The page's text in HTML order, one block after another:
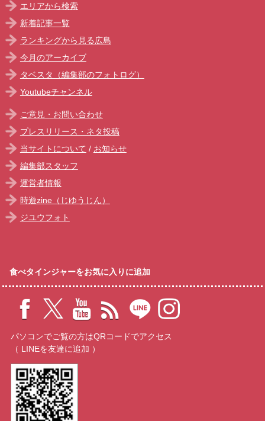
エリアから検索
新着記事一覧
ランキングから見る広島
今月のアーカイブ
タベスタ（編集部のフォトログ）
Youtubeチャンネル
ご意見・お問い合わせ
プレスリリース・ネタ投稿
当サイトについて / お知らせ
編集部スタッフ
運営者情報
時遊zine（じゆうじん）
ジユウフォト
食べタインジャーをお気に入りに追加
パソコンでご覧の方はQRコードでアクセス
（ LINEを友達に追加 ）